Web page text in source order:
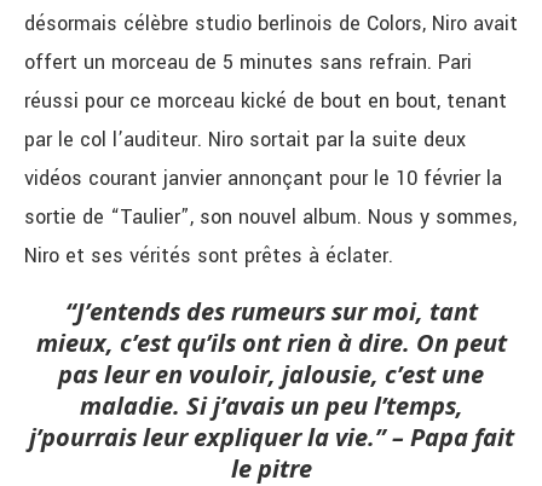
désormais célèbre studio berlinois de Colors, Niro avait
offert un morceau de 5 minutes sans refrain. Pari
réussi pour ce morceau kické de bout en bout, tenant
par le col l’auditeur. Niro sortait par la suite deux
vidéos courant janvier annonçant pour le 10 février la
sortie de “Taulier”, son nouvel album. Nous y sommes,
Niro et ses vérités sont prêtes à éclater.
“J’entends des rumeurs sur moi, tant
mieux, c’est qu’ils ont rien à dire. On peut
pas leur en vouloir, jalousie, c’est une
maladie. Si j’avais un peu l’temps,
j’pourrais leur expliquer la vie.” – Papa fait
le pitre